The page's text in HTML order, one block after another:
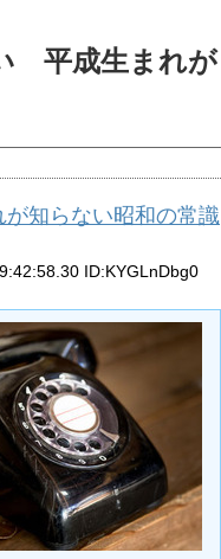
平成生まれが
知らない昭和の常識
ID:KYGLnDbg0